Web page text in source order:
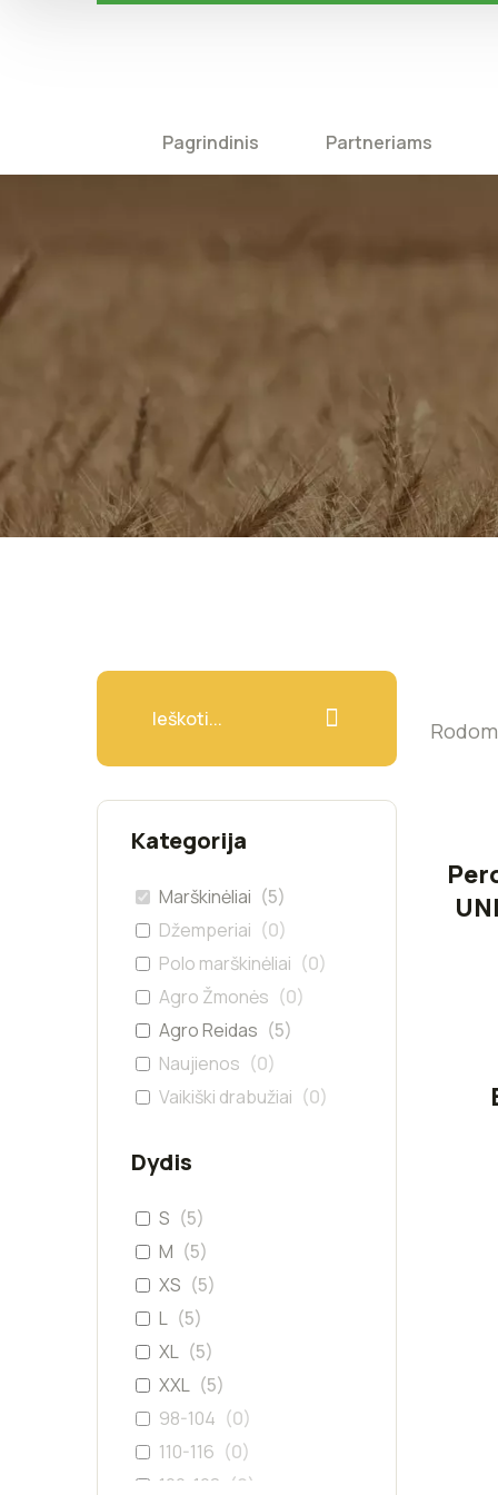
Pagrindinis Partneriams
Kategorija
Marškinėliai (5)
Džemperiai (0)
Polo marškinėliai (0)
Agro Žmonės (0)
Agro Reidas (5)
Naujienos (0)
Vaikiški drabužiai (0)
Dydis
S (5)
M (5)
XS (5)
L (5)
XL (5)
XXL (5)
98-104 (0)
110-116 (0)
122-128 (0)